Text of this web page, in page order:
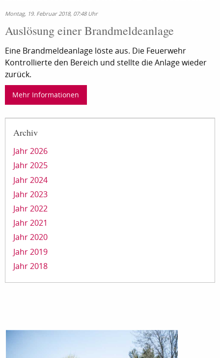
Montag, 19. Februar 2018, 07:48 Uhr
Auslösung einer Brandmeldeanlage
Eine Brandmeldeanlage löste aus. Die Feuerwehr
Kontrollierte den Bereich und stellte die Anlage wieder
zurück.
Mehr Informationen
Archiv
Jahr 2026
Jahr 2025
Jahr 2024
Jahr 2023
Jahr 2022
Jahr 2021
Jahr 2020
Jahr 2019
Jahr 2018